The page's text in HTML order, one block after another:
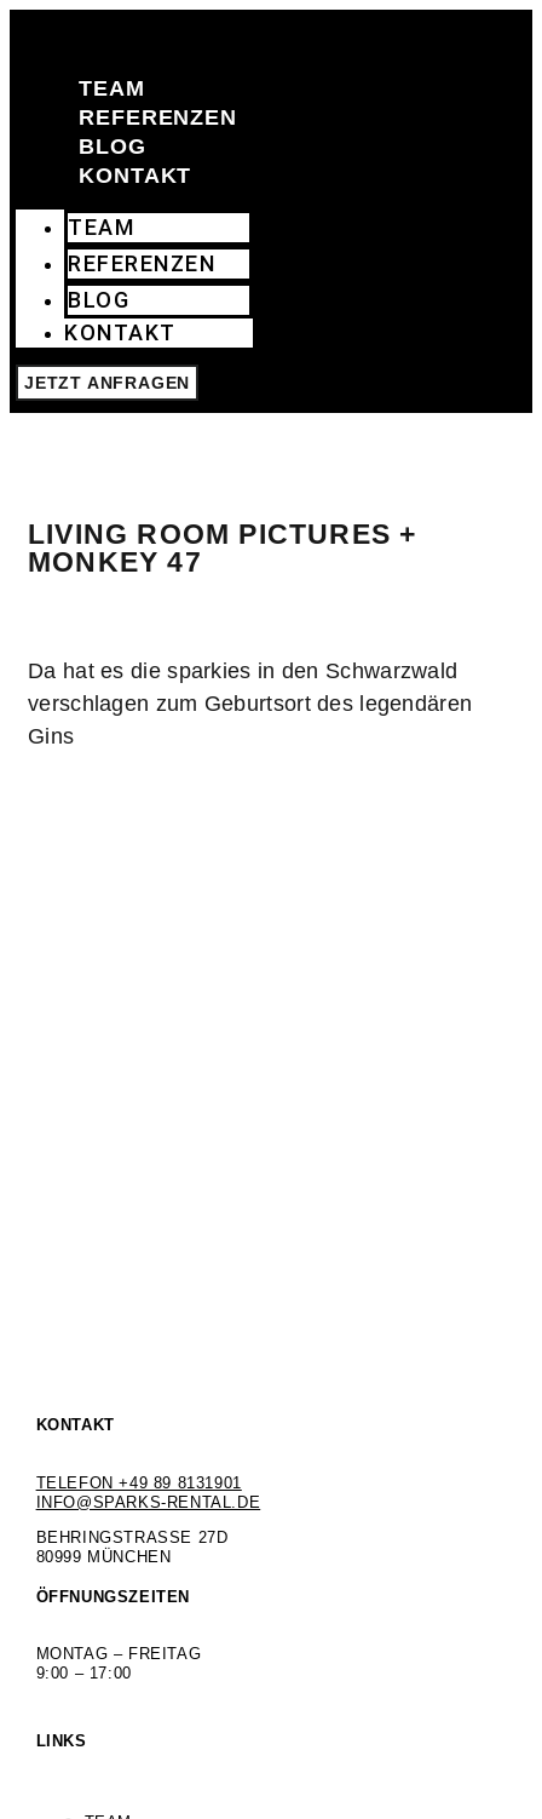
TEAM
REFERENZEN
BLOG
KONTAKT
TEAM
REFERENZEN
BLOG
KONTAKT
JETZT ANFRAGEN
LIVING ROOM PICTURES +
MONKEY 47
Da hat es die sparkies in den Schwarzwald
verschlagen zum Geburtsort des legendären
Gins
KONTAKT
TELEFON +49 89 8131901
INFO@SPARKS-RENTAL.DE
BEHRINGSTRASSE 27D
80999 MÜNCHEN
ÖFFNUNGSZEITEN
MONTAG – FREITAG
9:00 – 17:00
LINKS